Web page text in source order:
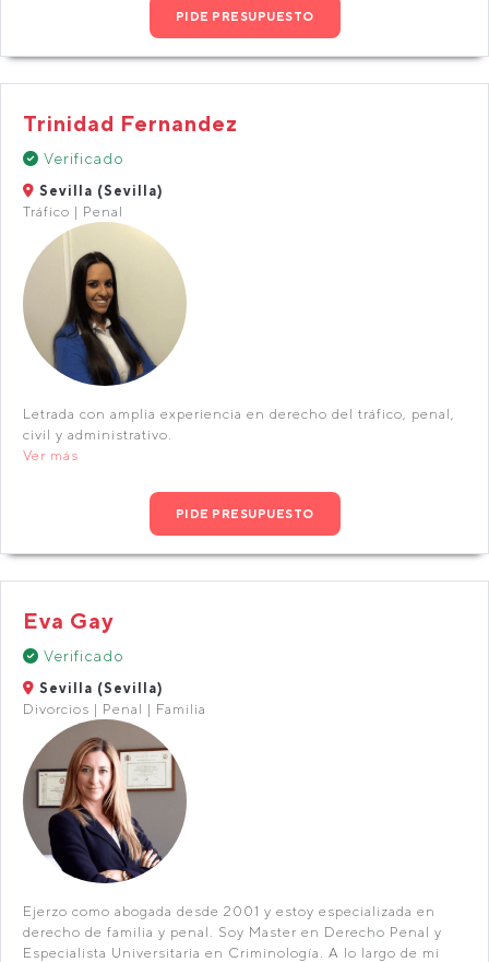
PIDE PRESUPUESTO
Trinidad Fernandez
Verificado
Sevilla (Sevilla)
Tráfico | Penal
Letrada con amplia experiencia en derecho del tráfico, penal,
civil y administrativo.
Ver más
PIDE PRESUPUESTO
Eva Gay
Verificado
Sevilla (Sevilla)
Divorcios | Penal | Familia
Ejerzo como abogada desde 2001 y estoy especializada en
derecho de familia y penal. Soy Master en Derecho Penal y
Especialista Universitaria en Criminología. A lo largo de mi